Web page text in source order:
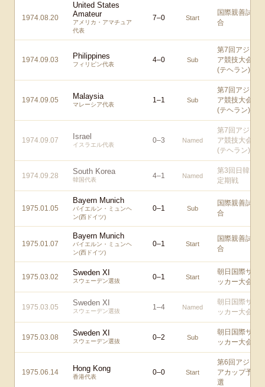
1974.08.20
United States
Amateur
アメリカ・アマチュア
代表
7–0 Start
国際親善試
合
1974.09.03 Philippines
フィリピン代表
4–0 Sub
第7回アジ
ア競技大会
(テヘラン)
1974.09.05 Malaysia
マレーシア代表
1–1 Sub
第7回アジ
ア競技大会
(テヘラン)
1974.09.07 Israel
イスラエル代表
0–3 Named
第7回アジ
ア競技大会
(テヘラン)
1974.09.28 South Korea
韓国代表 4–1 Named
第3回日韓
定期戦
1975.01.05
Bayern Munich
バイエルン・ミュンヘ
ン(西ドイツ)
0–1 Sub
国際親善試
合
1975.01.07
Bayern Munich
バイエルン・ミュンヘ
ン(西ドイツ)
0–1 Start
国際親善試
合
1975.03.02 Sweden XI
スウェーデン選抜 0–1 Start
朝日国際サ
ッカー大会
1975.03.05 Sweden XI
スウェーデン選抜 1–4 Named
朝日国際サ
ッカー大会
1975.03.08 Sweden XI
スウェーデン選抜 0–2 Sub
朝日国際サ
ッカー大会
1975.06.14 Hong Kong
香港代表
0–0 Start
第6回アジ
アカップ予
選